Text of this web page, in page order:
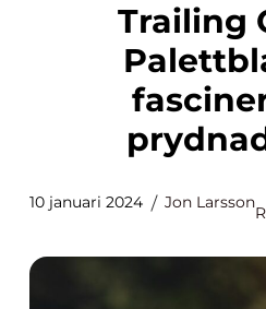
Trailing Queen
10 januari 2024 Jon Larsson